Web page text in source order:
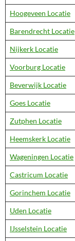
Hoogeveen Locatie
Barendrecht Locatie
Nijkerk Locatie
Voorburg Locatie
Beverwijk Locatie
Goes Locatie
Zutphen Locatie
Heemskerk Locatie
Wageningen Locatie
Castricum Locatie
Gorinchem Locatie
Uden Locatie
IJsselstein Locatie